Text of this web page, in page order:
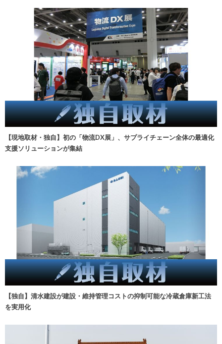
【現地取材・独自】初の「物流DX展」、サプライチェーン全体の最適化
支援ソリューションが集結
【独自】清水建設が建設・維持管理コストの抑制可能な冷蔵倉庫新工法
を実用化